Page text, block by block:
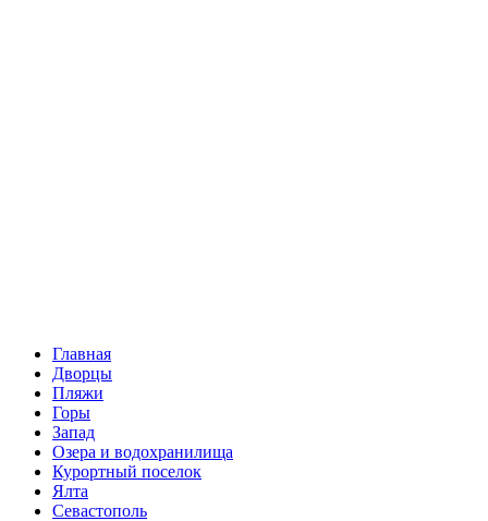
Главная
Дворцы
Пляжи
Горы
Запад
Озера и водохранилища
Курортный поселок
Ялта
Севастополь